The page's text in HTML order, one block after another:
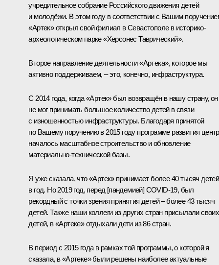
учредительное собрание Российского движения детей
и молодёжи. В этом году в соответствии с Вашим
«Артек» открыл свой филиал в Севастополе в историко-
археологическом парке «Херсонес Таврический».
Второе направление деятельности «Артека», которое мы
активно поддерживаем, – это, конечно, инфраструктура.
С 2014 года, когда «Артек» был возвращён в нашу страну, он
не мог принимать большое количество детей в связи
с изношенностью инфраструктуры. Благодаря принятой
по Вашему поручению в 2015 году программе развития
началось масштабное строительство и обновление
материально-технической базы.
Я уже сказала, что «Артек» принимает более 40 тысяч детей
в год. Но 2019 год, перед [пандемией] COVID-19, был
рекордный с точки зрения принятия детей – более 43 тысяч
детей. Также наши коллеги из других стран присылали своих
детей, в «Артеке» отдыхали дети из 86 стран.
В период с 2015 года в рамках той программы, о которой я
сказала, в «Артеке» были решены наиболее актуальные